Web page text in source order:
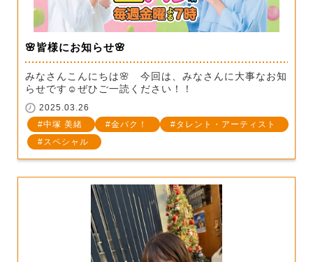
🌸皆様にお知らせ🌸
みなさんこんにちは🌸 今回は、みなさんに大事なお知
らせです☺ぜひご一読ください！！
2025.03.26
中塚 美緒
金バク！
タレント・アーティスト
スペシャル